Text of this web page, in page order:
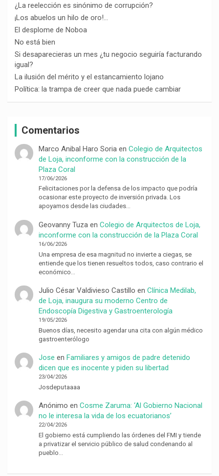
¿La reelección es sinónimo de corrupción?
¡Los abuelos un hilo de oro!…
El desplome de Noboa
No está bien
Si desaparecieras un mes ¿tu negocio seguiría facturando
igual?
La ilusión del mérito y el estancamiento lojano
Política: la trampa de creer que nada puede cambiar
Comentarios
Marco Anibal Haro Soriaen Colegio de Arquitectos
de Loja, inconforme con la construcción de la
Plaza Coral
17/06/2026
Felicitaciones por la defensa de los impacto que podría
ocasionar este proyecto de inversión privada. Los
apoyamos desde las ciudades…
Geovanny Tuzaen Colegio de Arquitectos de Loja,
inconforme con la construcción de la Plaza Coral
16/06/2026
Una empresa de esa magnitud no invierte a ciegas, se
entiende que los tienen resueltos todos, caso contrario el
económico…
Julio César Valdivieso Castillo en Clínica Medilab,
de Loja, inaugura su moderno Centro de
Endoscopía Digestiva y Gastroenterología
19/05/2026
Buenos días, necesito agendar una cita con algún médico
gastroenterólogo
Jose en Familiares y amigos de padre detenido
dicen que es inocente y piden su libertad
23/04/2026
Josdeputaaaa
Anónimo en Cosme Zaruma: ‘Al Gobierno Nacional
no le interesa la vida de los ecuatorianos’
22/04/2026
El gobierno está cumpliendo las órdenes del FMI y tiende
a privatizar el servicio público de salud condenando al
pueblo…